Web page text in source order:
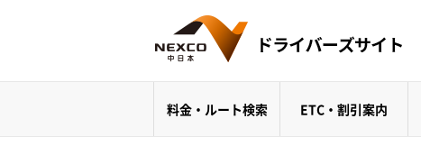
料金・ルート検索 ETC・割引案内